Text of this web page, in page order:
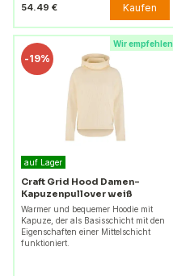
54.49 € Kaufen
Wir empfehlen
-19%
auf Lager
Craft Grid Hood Damen-
Kapuzenpullover weiß
Warmer und bequemer Hoodie mit
Kapuze, der als Basisschicht mit den
Eigenschaften einer Mittelschicht
funktioniert.